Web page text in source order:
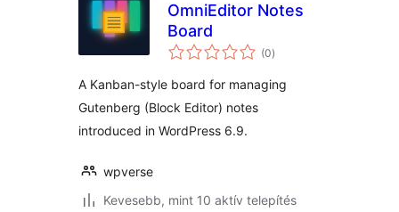
OmniEditor Notes
Board
(0értékelés
összesen
)
A Kanban-style board for managing
Gutenberg (Block Editor) notes
introduced in WordPress 6.9.
wpverse
Kevesebb, mint 10 aktív telepítés